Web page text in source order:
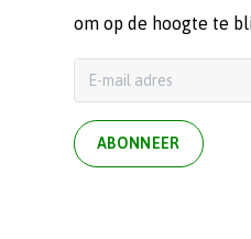
om op de hoogte te
ABONNEER